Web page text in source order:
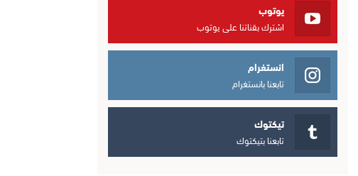
يوتوب
اشترك بقناتنا على يوتوب
انستغرام
تابعنا بانستغرام
تيكتوك
تابعنا بتيكتوك